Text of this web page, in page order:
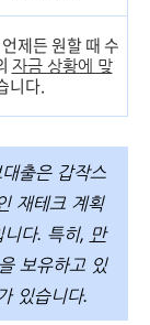
제든 원할 때 수
자금 상황에 맞
니다.
출은 갑작스
재테크 계획
다. 특히, 만
보유하고 있
있습니다.